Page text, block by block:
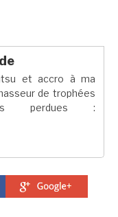
et accro à ma
de trophées
perdues :